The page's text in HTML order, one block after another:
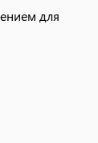
для